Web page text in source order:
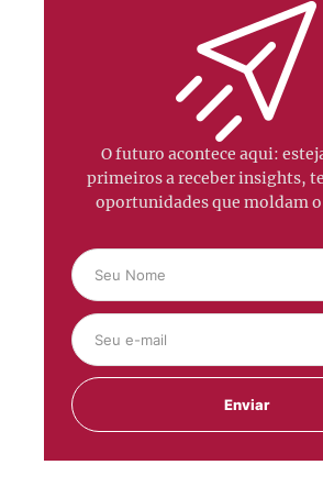
O futuro acontece aqui:
primeiros a receber insights,
oportunidades que moldam